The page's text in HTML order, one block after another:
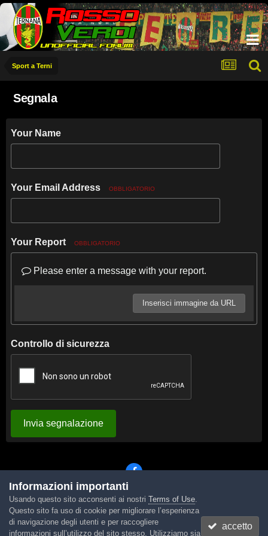
Sport a Terni
Segnala
Your Name
Your Email Address OBBLIGATORIO
Your Report OBBLIGATORIO
Please enter a message with your report.
Inserisci immagine da URL
Controllo di sicurezza
Invia segnalazione
Lingua Tema Contattaci Cookies
Powered by Invision Community
Informazioni importanti
Usando questo sito acconsenti ai nostri Terms of Use.
Questo sito fa uso di cookie per migliorare l’esperienza
di navigazione degli utenti e per raccogliere
informazioni sull’utilizzo del sito stesso. Utilizziamo sia
accetto